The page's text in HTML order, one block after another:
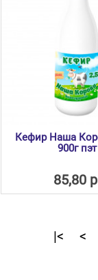
Кефир Наша
900г пэт
85,80
|< <